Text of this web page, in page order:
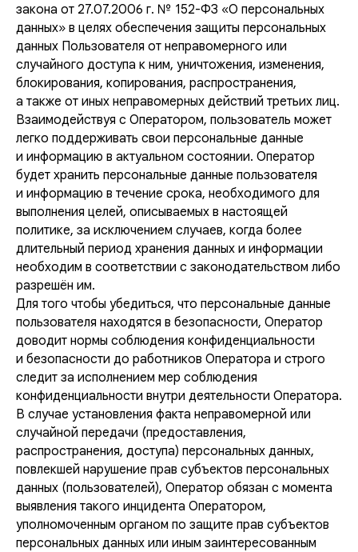
закона от 27.07.2006 г. № 152-ФЗ «О персональных
данных» в целях обеспечения защиты персональных
данных Пользователя от неправомерного или
случайного доступа к ним, уничтожения, изменения,
блокирования, копирования, распространения,
а также от иных неправомерных действий третьих лиц.
Взаимодействуя с Оператором, пользователь может
легко поддерживать свои персональные данные
и информацию в актуальном состоянии. Оператор
будет хранить персональные данные пользователя
и информацию в течение срока, необходимого для
выполнения целей, описываемых в настоящей
политике, за исключением случаев, когда более
длительный период хранения данных и информации
необходим в соответствии с законодательством либо
разрешён им.
Для того чтобы убедиться, что персональные данные
пользователя находятся в безопасности, Оператор
доводит нормы соблюдения конфиденциальности
и безопасности до работников Оператора и строго
следит за исполнением мер соблюдения
конфиденциальности внутри деятельности Оператора.
В случае установления факта неправомерной или
случайной передачи (предоставления,
распространения, доступа) персональных данных,
повлекшей нарушение прав субъектов персональных
данных (пользователей), Оператор обязан с момента
выявления такого инцидента Оператором,
уполномоченным органом по защите прав субъектов
персональных данных или иным заинтересованным